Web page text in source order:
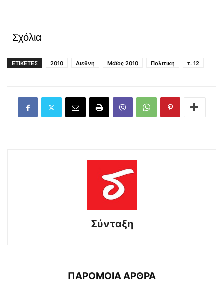
Σχόλια
ΕΤΙΚΕΤΕΣ 2010 Διεθνη Μάϊος 2010 Πολιτικη τ. 12
Σύνταξη
ΠΑΡΟΜΟΙΑ ΑΡΘΡΑ